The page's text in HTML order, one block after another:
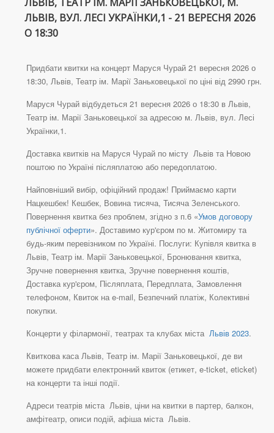
ЛЬВІВ, ВУЛ. ЛЕСІ УКРАЇНКИ,1 - 21 ВЕРЕСНЯ 2026
О 18:30
Придбати квитки на концерт Маруся Чурай 21 вересня 2026 о
18:30, Львів, Театр ім. Марії Заньковецької по ціні від 2990 грн.
Маруся Чурай відбудеться 21 вересня 2026 о 18:30 в Львів,
Театр ім. Марії Заньковецької за адресою м. Львів, вул. Лесі
Українки,1.
Доставка квитків на Маруся Чурай по місту Львів та Новою
поштою по Україні післяплатою або передоплатою.
Найповніший вибір, офіційний продаж! Приймаємо карти
Нацкешбек! Кешбек, Вовина тисяча, Тисяча Зеленського.
Повернення квитка без проблем, згідно з п.6 «Умов договору
публічної оферти». Доставимо кур'єром по м. Житомиру та
будь-яким перевізником по Україні. Послуги: Купівля квитка в
Львів, Театр ім. Марії Заньковецької, Бронювання квитка,
Зручне повернення квитка, Зручне повернення коштів,
Доставка кур'єром, Післяплата, Передплата, Замовлення
телефоном, Квиток на e-mail, Безпечний платіж, Колективні
покупки.
Концерти у філармонії, театрах та клубах міста Львів 2023.
Квиткова каса Львів, Театр ім. Марії Заньковецької, де ви
можете придбати електронний квиток (етикет, e-ticket, eticket)
на концерти та інші події.
Адреси театрів міста Львів, ціни на квитки в партер, балкон,
амфітеатр, описи подій, афіша міста Львів.